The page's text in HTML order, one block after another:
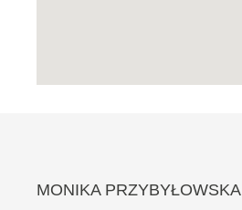
MONIKA PRZYBYŁOWSKA